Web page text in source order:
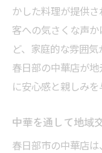
かした料理が提供
客への気さくな声
ど、家庭的な雰囲気
春日部の中華店が
に安心感と親しみを
中華を通して地域
春日部市の中華店